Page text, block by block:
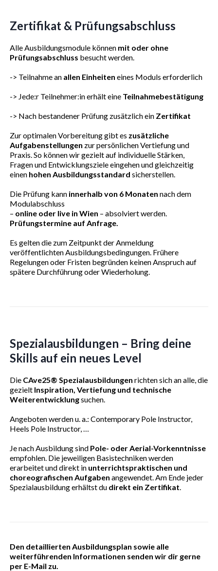
Zertifikat & Prüfungsabschluss
Alle Ausbildungsmodule können mit oder ohne
Prüfungsabschluss besucht werden.
-> Teilnahme an allen Einheiten eines Moduls erforderlich
-> Jede:r Teilnehmer:in erhält eine Teilnahmebestätigung
-> Nach bestandener Prüfung zusätzlich ein Zertifikat
Zur optimalen Vorbereitung gibt es zusätzliche
Aufgabenstellungen zur persönlichen Vertiefung und
Praxis. So können wir gezielt auf individuelle Stärken,
Fragen und Entwicklungsziele eingehen und gleichzeitig
einen hohen Ausbildungsstandard sicherstellen.
Die Prüfung kann innerhalb von 6 Monaten nach dem
Modulabschluss
– online oder live in Wien – absolviert werden.
Prüfungstermine auf Anfrage.
Es gelten die zum Zeitpunkt der Anmeldung
veröffentlichten Ausbildungsbedingungen. Frühere
Regelungen oder Fristen begründen keinen Anspruch auf
spätere Durchführung oder Wiederholung.
Spezialausbildungen – Bring deine
Skills auf ein neues Level
Die CAve25® Spezialausbildungen richten sich an alle, die
gezielt Inspiration, Vertiefung und technische
Weiterentwicklungsuchen.
Angeboten werden u. a.: Contemporary Pole Instructor,
Heels Pole Instructor, …
Je nach Ausbildung sind Pole- oder Aerial-Vorkenntnisse
empfohlen. Die jeweiligen Basistechniken werden
erarbeitet und direkt in unterrichtspraktischen und
choreografischen Aufgaben angewendet. Am Ende jeder
Spezialausbildung erhältst du direkt ein Zertifikat.
Den detaillierten Ausbildungsplan sowie alle
weiterführenden Informationen senden wir dir gerne
per E-Mail zu.